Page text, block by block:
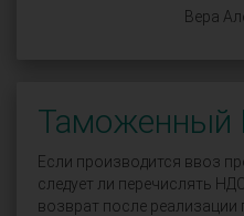
Вера
Если производится ввоз
следует ли перечислять
возврат после реализации